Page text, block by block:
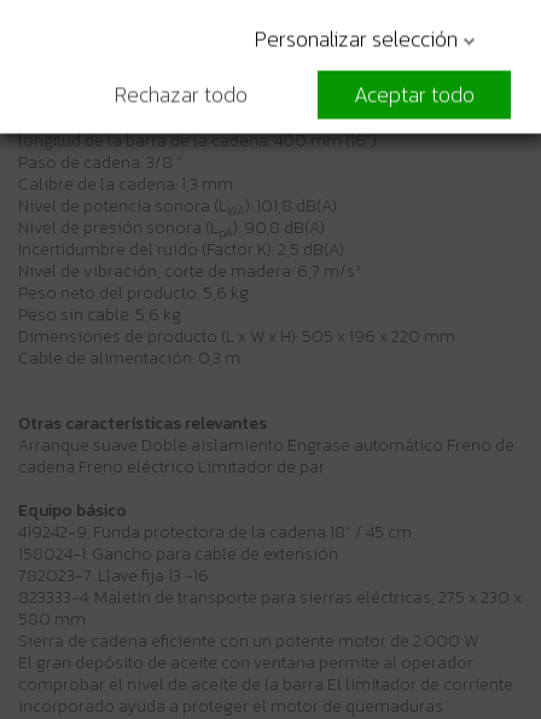
Incertidumbre de vibración (Factor K), corte de madera: 1,5 m/s²
Potencia de entrada absorbida: 2000 W
Max. Velocidad de la cadena (sin carga): 14,5 m/s
Velocidad de la cadena a máx. Potencia: 14,5 m/s
longitud de la barra de la cadena: 400 mm (16")
Paso de cadena: 3/8 "
Calibre de la cadena: 1,3 mm
Nivel de potencia sonora (LWA ): 101,8 dB(A)
Nivel de presión sonora (LpA ): 90,8 dB(A)
Incertidumbre del ruido (Factor K): 2,5 dB(A)
Nivel de vibración, corte de madera: 6,7 m/s²
Peso neto del producto: 5,6 kg
Peso sin cable: 5,6 kg
Dimensiones de producto (L x W x H): 505 x 196 x 220 mm
Cable de alimentación: 0,3 m
Otras características relevantes
Arranque suave Doble aislamiento Engrase automático Freno de
cadena Freno eléctrico Limitador de par
Equipo básico
419242-9: Funda protectora de la cadena 18" / 45 cm
158024-1: Gancho para cable de extensión
782023-7: Llave fija 13 -16
823333-4: Maletín de transporte para sierras eléctricas, 275 x 230 x
580 mm
Sierra de cadena eficiente con un potente motor de 2.000 W
El gran depósito de aceite con ventana permite al operador
comprobar el nivel de aceite de la barra El limitador de corriente
incorporado ayuda a proteger el motor de quemaduras
Personalizar selección
Rechazar todo
Aceptar todo